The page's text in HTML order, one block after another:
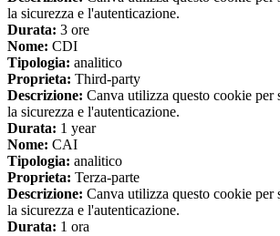
la sicurezza e l'autenticazione.
Durata: 3 ore
Nome: CDI
Tipologia: analitico
Proprieta: Third-party
Descrizione: Canva utilizza questo cookie per
la sicurezza e l'autenticazione.
Durata: 1 year
Nome: CAI
Tipologia: analitico
Proprieta: Terza-parte
Descrizione: Canva utilizza questo cookie per
la sicurezza e l'autenticazione.
Durata: 1 ora